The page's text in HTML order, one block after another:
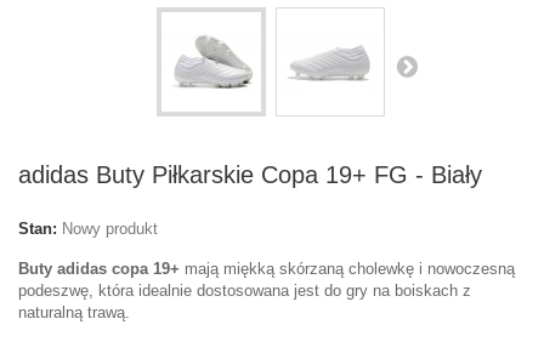
adidas Buty Piłkarskie Copa 19+ FG - Biały
Stan: Nowy produkt
Buty adidas copa 19+ mają miękką skórzaną cholewkę i nowoczesną
podeszwę, która idealnie dostosowana jest do gry na boiskach z
naturalną trawą.